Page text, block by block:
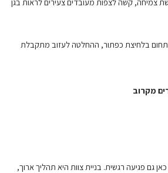
בלחיצת כפתור, ההחלטה לעזוב מתקבלת
מקרוב
גם פגיעה רגשית. בניית צוות היא תהליך ארוך,